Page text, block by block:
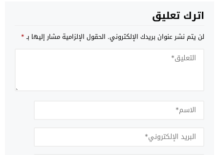
اترك تعليق
لن يتم نشر عنوان بريدك الإلكتروني. الحقول الإلزامية مشار إليها بـ*